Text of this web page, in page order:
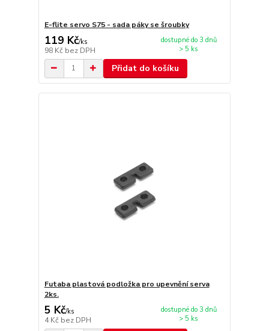
E-flite servo S75 - sada páky se šroubky
119 Kč/ks
98 Kč bez DPH
dostupné do 3 dnů
> 5 ks
Přidat do košíku
Futaba plastová podložka pro upevnění serva
2ks.
5 Kč/ks
4 Kč bez DPH
dostupné do 3 dnů
> 5 ks